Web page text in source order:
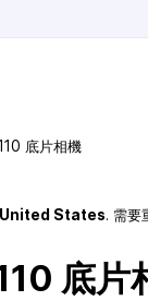
底片相機
United States. 需要
底片